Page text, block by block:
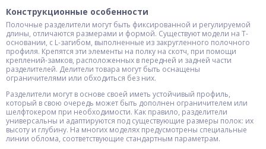
Конструкционные особенности
Полочные разделители могут быть фиксированной и регулируемой
длины, отличаются размерами и формой. Существуют модели на Т-
основании, с L-загибом, выполненные из закругленного полочного
профиля. Крепятся эти элементы на полку на скотч, при помощи
креплений-замков, расположенных в передней и задней части
разделителей. Делители товара могут быть оснащены
ограничителями или обходиться без них.
Разделители могут в основе своей иметь устойчивый профиль,
который в свою очередь может быть дополнен ограничителем или
шелфтокером при необходимости. Как правило, разделители
универсальны и адаптируются под существующие размеры полок: их
высоту и глубину. На многих моделях предусмотрены специальные
линии облома, соответствующие стандартным параметрам.